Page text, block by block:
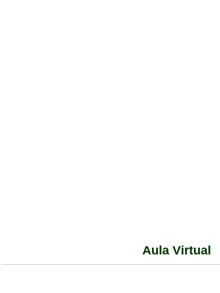
Aula Virtual